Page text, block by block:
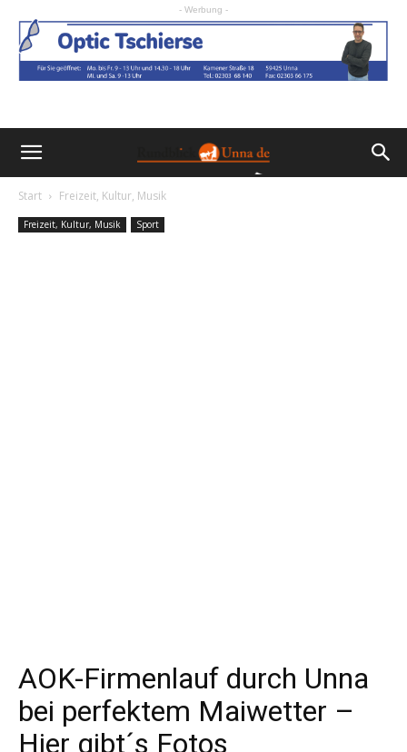
- Werbung -
Start Freizeit, Kultur, Musik
Freizeit, Kultur, Musik Sport
AOK-Firmenlauf durch Unna
bei perfektem Maiwetter –
Hier gibt´s Fotos